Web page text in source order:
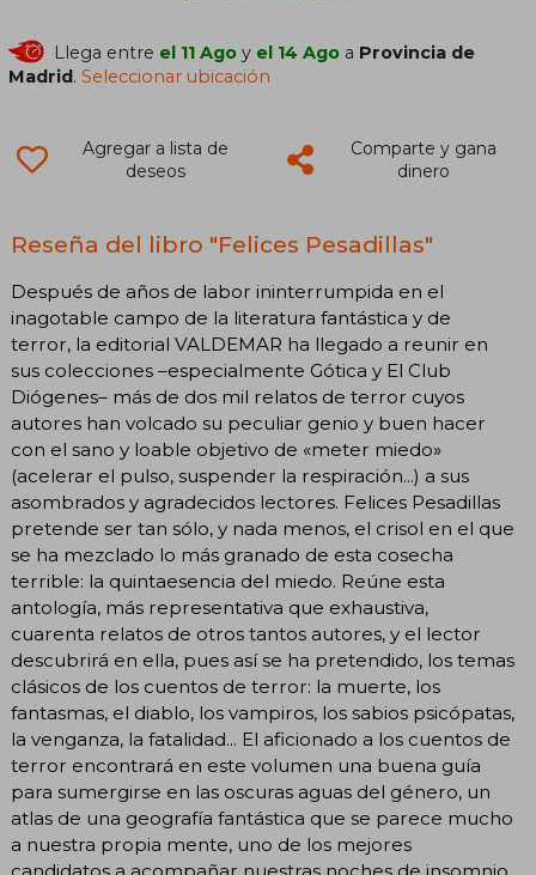
Llega entre el 11 Ago y el 14 Ago a Provincia de
Madrid.Seleccionar ubicación
Agregar a lista de
deseos
Comparte y gana
dinero
Reseña del libro "Felices Pesadillas"
Después de años de labor ininterrumpida en el
inagotable campo de la literatura fantástica y de
terror, la editorial VALDEMAR ha llegado a reunir en
sus colecciones –especialmente Gótica y El Club
Diógenes– más de dos mil relatos de terror cuyos
autores han volcado su peculiar genio y buen hacer
con el sano y loable objetivo de «meter miedo»
(acelerar el pulso, suspender la respiración...) a sus
asombrados y agradecidos lectores. Felices Pesadillas
pretende ser tan sólo, y nada menos, el crisol en el que
se ha mezclado lo más granado de esta cosecha
terrible: la quintaesencia del miedo. Reúne esta
antología, más representativa que exhaustiva,
cuarenta relatos de otros tantos autores, y el lector
descubrirá en ella, pues así se ha pretendido, los temas
clásicos de los cuentos de terror: la muerte, los
fantasmas, el diablo, los vampiros, los sabios psicópatas,
la venganza, la fatalidad... El aficionado a los cuentos de
terror encontrará en este volumen una buena guía
para sumergirse en las oscuras aguas del género, un
atlas de una geografía fantástica que se parece mucho
a nuestra propia mente, uno de los mejores